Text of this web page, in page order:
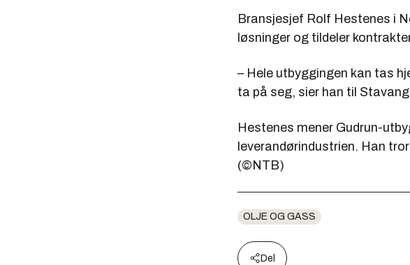
Bransjesjef Rolf Hestenes i
løsninger og tildeler
– Hele utbyggingen kan tas
ta på seg, sier han til
Hestenes mener Gudrun-
leverandørindustrien. Han
(©NTB)
OLJE OG GASS
Del